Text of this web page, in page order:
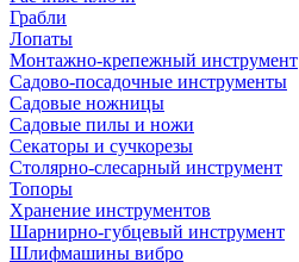
Грабли
Лопаты
Монтажно-крепежный инструмент
Садово-посадочные инструменты
Садовые ножницы
Садовые пилы и ножи
Секаторы и сучкорезы
Столярно-слесарный инструмент
Топоры
Хранение инструментов
Шарнирно-губцевый инструмент
Шлифмашины вибро